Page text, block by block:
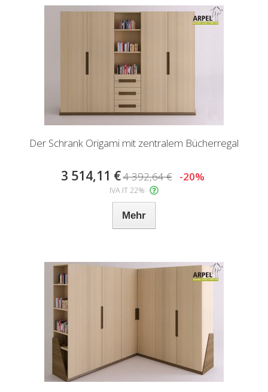
Der Schrank Origami mit zentralem Bücherregal
3 514,11 €4 392,64 € -20%
IVA IT 22%
Mehr